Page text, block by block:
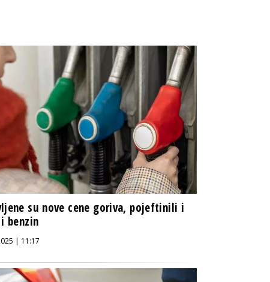
su nove cene goriva, pojeftinili i
benzin
| 11:17